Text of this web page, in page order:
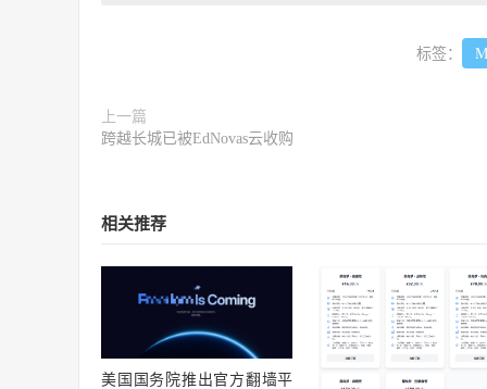
标签：
上一篇
跨越长城已被EdNovas云收购
相关推荐
美国国务院推出官方翻墙平